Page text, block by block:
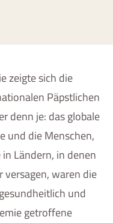
zeigte sich die
Päpstlichen
denn je: das globale
und die Menschen,
Ländern, in denen
waren die
und
getroffene